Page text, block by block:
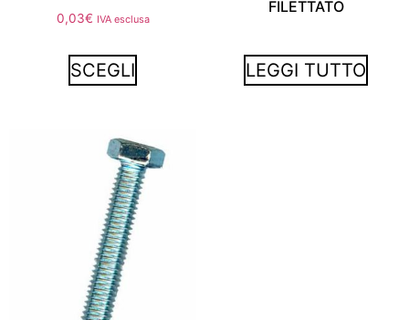
0,03€ IVA esclusa
SCEGLI
FILETTATO
LEGGI TUTTO